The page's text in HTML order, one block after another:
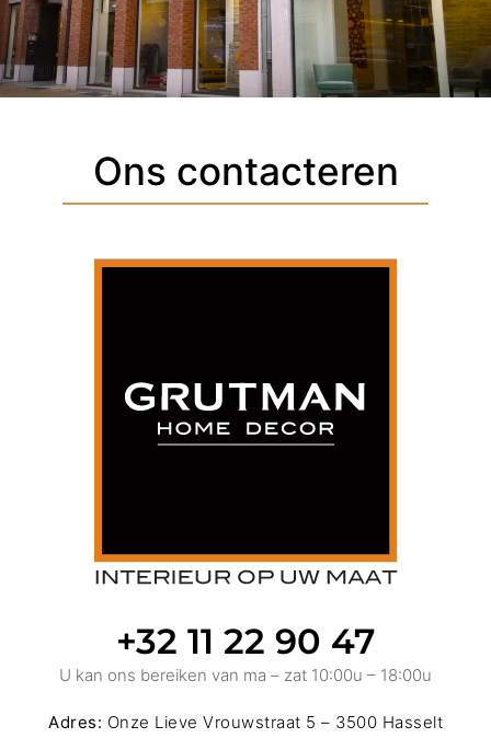
Ons contacteren
+32 11 22 90 47
U kan ons bereiken van ma – zat 10:00u – 18:00u
Adres: Onze Lieve Vrouwstraat 5 – 3500 Hasselt